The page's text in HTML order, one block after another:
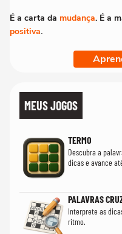
É a carta da mudança. É a
positiva.
MEUS JOGOS
TERMO
Descubra a
dicas e avance
PALAVRAS
Interprete as
ritmo.